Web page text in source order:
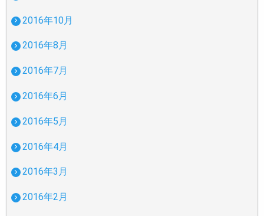
2016年10月
2016年8月
2016年7月
2016年6月
2016年5月
2016年4月
2016年3月
2016年2月